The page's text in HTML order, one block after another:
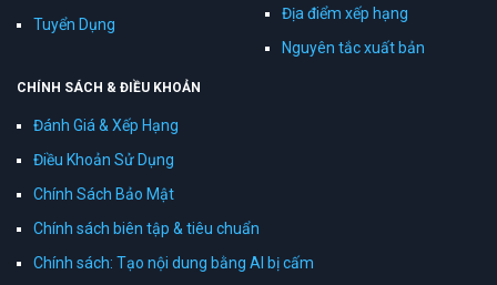
Tuyển Dụng
Địa điểm xếp hạng
Nguyên tắc xuất bản
CHÍNH SÁCH & ĐIỀU KHOẢN
Đánh Giá & Xếp Hạng
Điều Khoản Sử Dụng
Chính Sách Bảo Mật
Chính sách biên tập & tiêu chuẩn
Chính sách: Tạo nội dung bằng AI bị cấm